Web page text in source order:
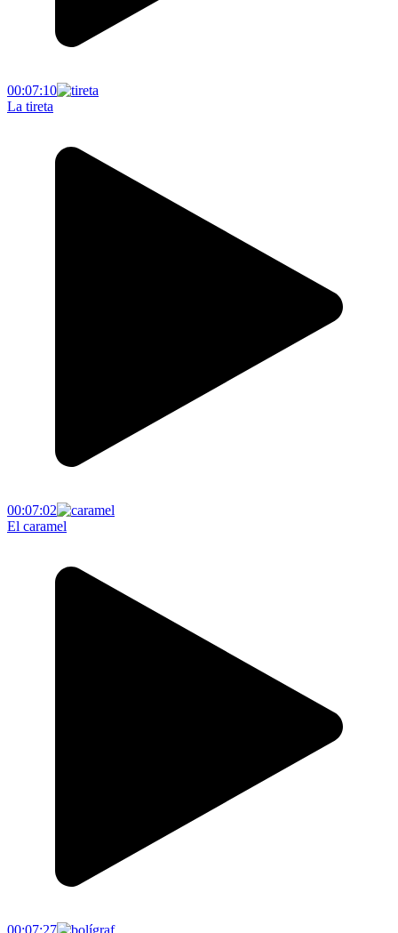
00:07:10
La tireta
00:07:02
El caramel
00:07:27